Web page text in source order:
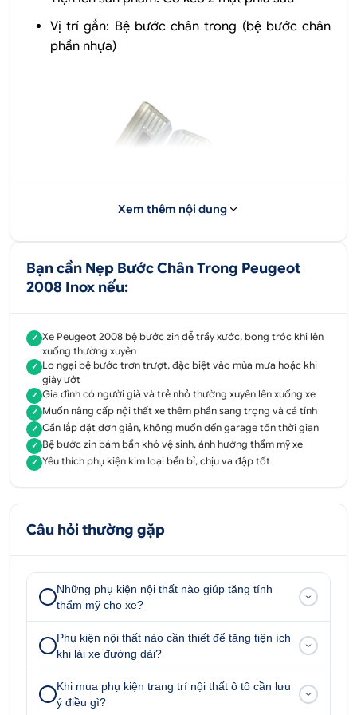
Vị trí gắn: Bệ bước chân trong (bệ bước chân
phần nhựa)
Nẹp Bước Chân Trong Peugeot 2008 Inoxlà phụ
kiện có khả năng chống trầy xước, hạn chế hư hỏng
cho bề mặt bệ bước zin ô tô. Phụ kiện được làm
kế các đường gân nổi giúp chống trượt, tăng độ
Ngoài ra, lắp nẹp bước chân trong Peugeot 2008
được thiết kế vừa vặn theo cấu trúc của xe giúp
nâng cao giá trị xe và mang lại cảm giác sang
trọng, cá tính hơn không đơn thuần chỉ có tác dụng
bảo vệ bệ cửa và chống trượt.
1.2. Lợi ích khi lắp nẹp bước chân trong
Xem thêm nội dung
Bạn cần Nẹp Bước Chân Trong Peugeot
2008 Inox nếu:
✓ Xe Peugeot 2008 bệ bước zin dễ trầy xước, bong tróc khi lên
xuống thường xuyên
✓ Lo ngại bệ bước trơn trượt, đặc biệt vào mùa mưa hoặc khi
giày ướt
✓ Gia đình có người già và trẻ nhỏ thường xuyên lên xuống xe
✓ Muốn nâng cấp nội thất xe thêm phần sang trọng và cá tính
✓ Cần lắp đặt đơn giản, không muốn đến garage tốn thời gian
✓ Bệ bước zin bám bẩn khó vệ sinh, ảnh hưởng thẩm mỹ xe
✓ Yêu thích phụ kiện kim loại bền bỉ, chịu va đập tốt
Câu hỏi thường gặp
Những phụ kiện nội thất nào giúp tăng tính
thẩm mỹ cho xe?
Phụ kiện nội thất nào cần thiết để tăng tiện ích
khi lái xe đường dài?
Khi mua phụ kiện trang trí nội thất ô tô cần lưu
ý điều gì?